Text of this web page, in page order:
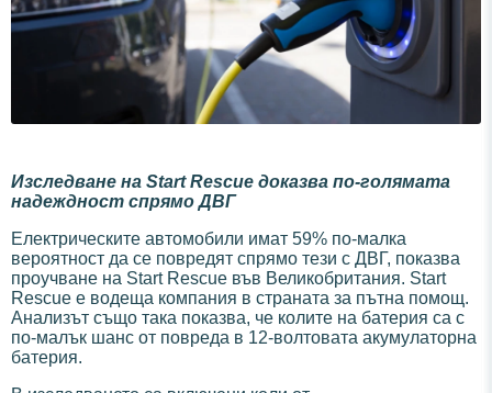
Изследване на Start Rescue доказва по-голямата
надеждност спрямо ДВГ
Електрическите автомобили имат 59% по-малка
вероятност да се повредят спрямо тези с ДВГ, показва
проучване на Start Rescue във Великобритания. Start
Rescue е водеща компания в страната за пътна помощ.
Анализът също така показва, че колите на батерия са с
по-малък шанс от повреда в 12-волтовата акумулаторна
батерия.